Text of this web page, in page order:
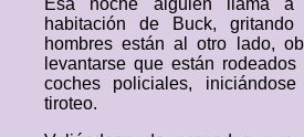
Esa noche alguien llama
habitación de Buck,
hombres están al otro lado,
levantarse que están
coches policiales,
tiroteo.